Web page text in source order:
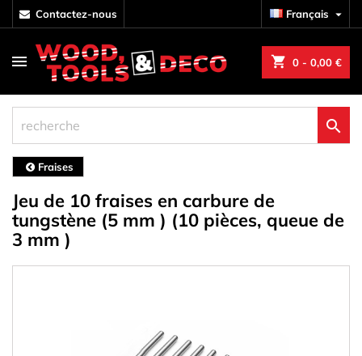
contactez-nous Français 
shopping_cart 0 - 0,00 €

Fraises
Jeu de 10 fraises en carbure de
tungstène (5 mm ) (10 pièces, queue de
3 mm )